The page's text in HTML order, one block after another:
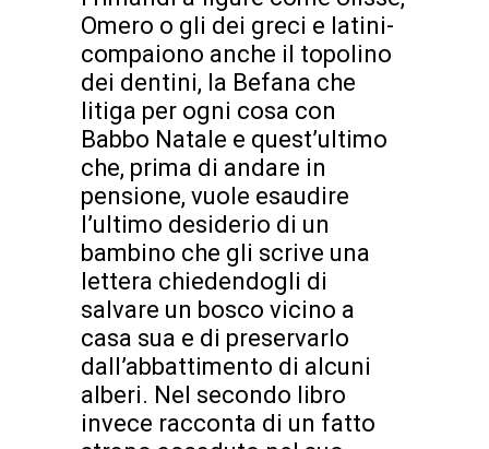
Omero o gli dei greci e latini-
compaiono anche il topolino
dei dentini, la Befana che
litiga per ogni cosa con
Babbo Natale e quest’ultimo
che, prima di andare in
pensione, vuole esaudire
l’ultimo desiderio di un
bambino che gli scrive una
lettera chiedendogli di
salvare un bosco vicino a
casa sua e di preservarlo
dall’abbattimento di alcuni
alberi. Nel secondo libro
invece racconta di un fatto